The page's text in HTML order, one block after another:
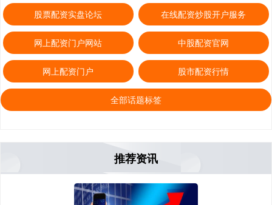
股票配资实盘论坛 在线配资炒股开户服务
网上配资门户网站 中股配资官网
网上配资门户 股市配资行情
全部话题标签
推荐资讯